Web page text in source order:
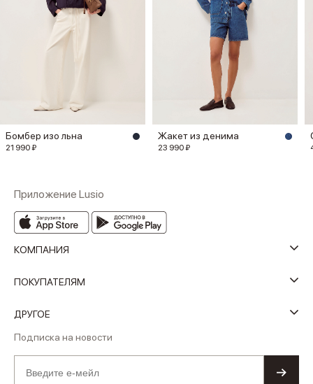
Бомбер изо льна
21 990 ₽
Жакет из денима
23 990 ₽
Приложение Lusio
КОМПАНИЯ
ПОКУПАТЕЛЯМ
ДРУГОЕ
Подписка на новости